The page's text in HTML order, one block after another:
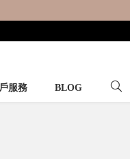
服務 BLOG